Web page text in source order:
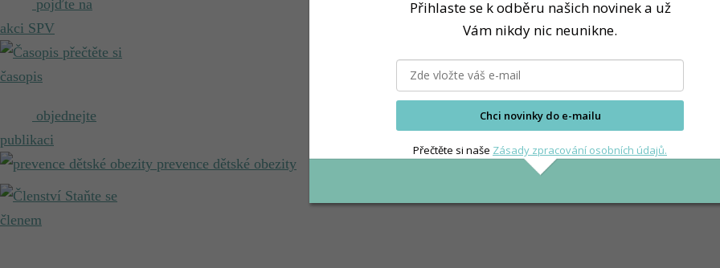
pojďte na
akci SPV
přečtěte si
časopis
objednejte
publikaci
prevence dětské obezity
Staňte se
členem
Přihlaste se k odběru našich novinek a už
Vám nikdy nic neunikne.
Chci novinky do e-mailu
Přečtěte si naše Zásady zpracování osobních údajů.